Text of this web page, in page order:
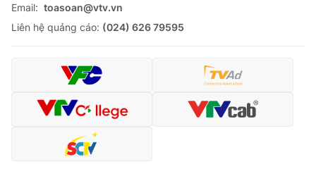
Email: toasoan@vtv.vn
Liên hệ quảng cáo: (024) 626 79595